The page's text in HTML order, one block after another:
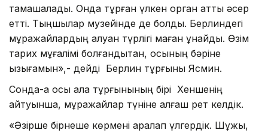
тамашаладық. Онда тұрған үлкен орган қатты әсер
етті. Тыңшылар музейінде де болдық. Берлиндегі
мұражайлардың алуан түрлігі маған ұнайды. Өзім
тарих мұғалімі болғандықтан, осының бәріне
қызығамын»,- дейді Берлин тұрғыны Ясмин.
Сонда-ақ осы қала тұрғынының бірі Хеншенің
айтуынша, мұражайлар түніне алғаш рет келдік.
«Әзірше бірнеше көрмені аралап үлгердік. Шұжық,